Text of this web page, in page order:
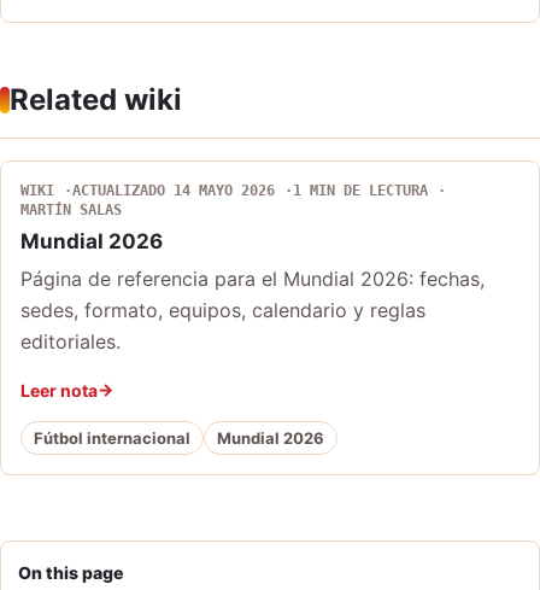
On this page
Related wiki
WIKI ACTUALIZADO 14 MAYO 2026
1 MIN DE LECTURA
MARTÍN SALAS
Mundial 2026
Página de referencia para el Mundial 2026: fechas,
sedes, formato, equipos, calendario y reglas
editoriales.
Leer nota
Fútbol internacional Mundial 2026